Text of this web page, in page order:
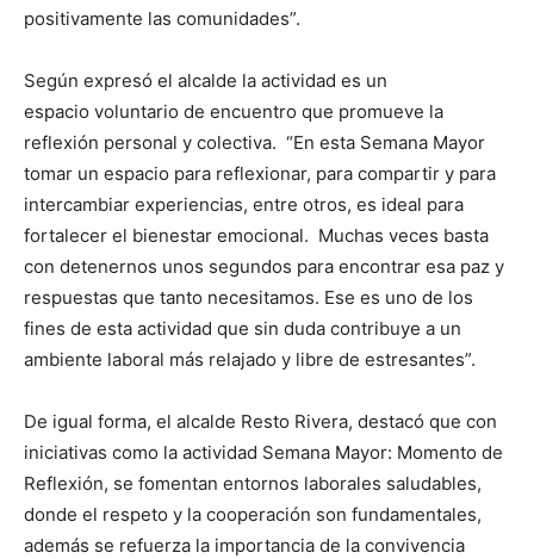
positivamente las comunidades”.
Según expresó el alcalde la actividad es un
espacio voluntario de encuentro que promueve la
reflexión personal y colectiva. “En esta Semana Mayor
tomar un espacio para reflexionar, para compartir y para
intercambiar experiencias, entre otros, es ideal para
fortalecer el bienestar emocional. Muchas veces basta
con detenernos unos segundos para encontrar esa paz y
respuestas que tanto necesitamos. Ese es uno de los
fines de esta actividad que sin duda contribuye a un
ambiente laboral más relajado y libre de estresantes”.
De igual forma, el alcalde Resto Rivera, destacó que con
iniciativas como la actividad Semana Mayor: Momento de
Reflexión, se fomentan entornos laborales saludables,
donde el respeto y la cooperación son fundamentales,
además se refuerza la importancia de la convivencia